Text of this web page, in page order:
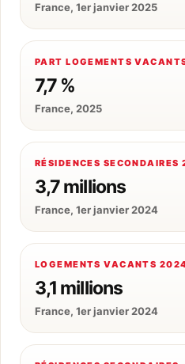
France, 1er janvier 2025
PART LOGEMENTS
7,7 %
France, 2025
RÉSIDENCES SECONDAIRES
3,7 millions
France, 1er janvier 2024
LOGEMENTS VACANTS
3,1 millions
France, 1er janvier 2024